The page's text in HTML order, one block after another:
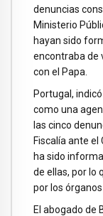
denuncias
Ministerio
hayan sido
encontraba de
con el Papa.
Portugal,
como una
las cinco
Fiscalía ante
ha sido
de ellas, por lo
por los
El abogado de